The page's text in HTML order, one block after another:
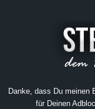
Danke, dass Du meinen
für Deinen